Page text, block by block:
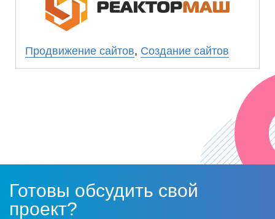
ООО «Прогресс Сайт» услуги по раскрутке
сайта.
Продвижение сайтов, Создание сайтов
Готовы обсудить свой
проект?